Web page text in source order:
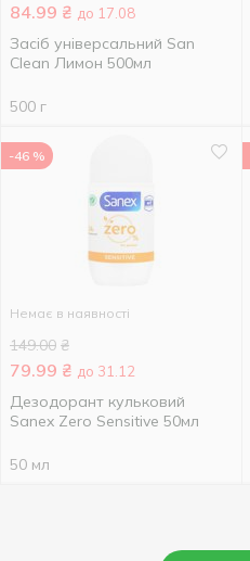
84.99 ₴ до 17.08
Засіб універсальний San
Clean Лимон 500мл
500 г
-46 %
Немає в наявності
149.00 ₴
79.99 ₴ до 31.12
Дезодорант кульковий
Sanex Zero Sensitive 50мл
50 мл